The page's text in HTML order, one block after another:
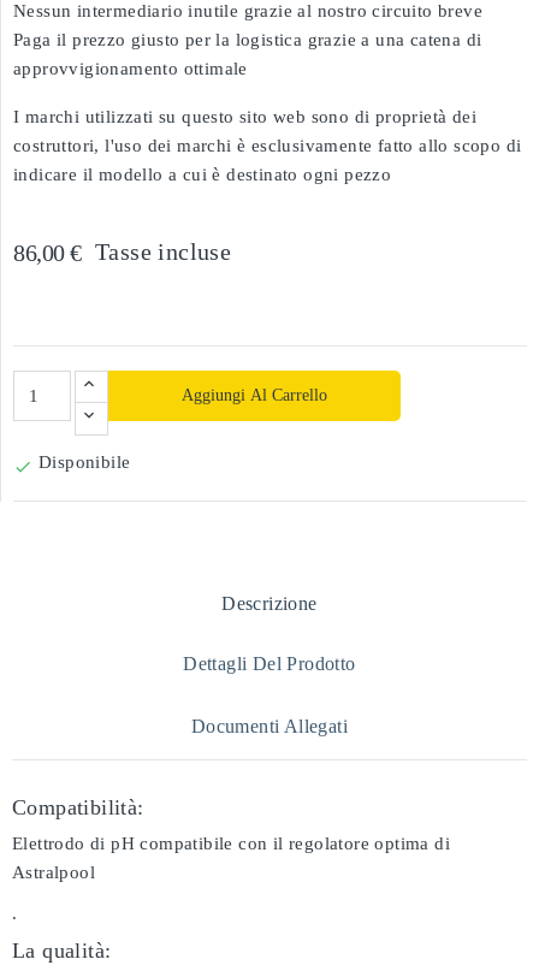
Nessun intermediario inutile grazie al nostro circuito breve
Paga il prezzo giusto per la logistica grazie a una catena di
approvvigionamento ottimale
I marchi utilizzati su questo sito web sono di proprietà dei
costruttori, l'uso dei marchi è esclusivamente fatto allo scopo di
indicare il modello a cui è destinato ogni pezzo
86,00 € Tasse incluse
Aggiungi Al Carrello
 Disponibile
Descrizione
Dettagli Del Prodotto
Documenti Allegati
Compatibilità:
Elettrodo di pH compatibile con il regolatore optima di
Astralpool
.
La qualità: